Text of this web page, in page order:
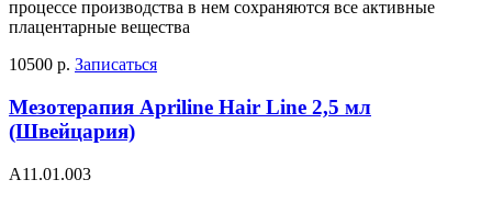
процессе производства в нем сохраняются все активные
плацентарные вещества
10500 р. Записаться
Мезотерапия Apriline Hair Line 2,5 мл
(Швейцария)
А11.01.003